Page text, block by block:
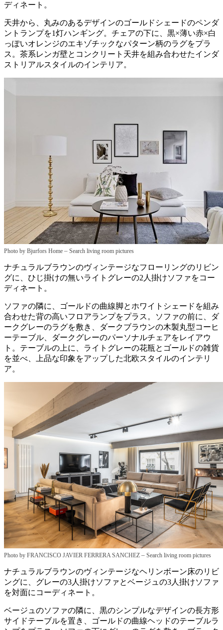
ディネート。
天井から、丸みのあるデザインのゴールドシェードのペンダ
ントランプを1灯ハンギング。チェアの下に、黒×薄い赤×白
っぽいオレンジのエキゾチックなパターン柄のラグをプラ
ス。茶系レンガ壁とコンクリート天井を組み合わせたインダ
ストリアルスタイルのインテリア。
Photo by Bjurfors Home – Search living room pictures
ナチュラルブラウンのヴィンテージなフローリングのリビン
グに、ひじ掛けの無いライトグレーの2人掛けソファをコー
ディネート。
ソファの隣に、ゴールドの曲線脚とホワイトシェードを組み
合わせた背の高いフロアランプをプラス。ソファの前に、ダ
ークグレーのラグを敷き、ダークブラウンの木製丸型コーヒ
ーテーブル、ダークグレーのパーソナルチェアをレイアウ
ト。テーブルの上に、ライトグレーの花瓶とゴールドの雑貨
を並べ、上品な印象をアップした北欧スタイルのインテリ
ア。
Photo by FRANCISCO JAVIER FERRERA SANCHEZ – Search living room pictures
ナチュラルブラウンのヴィンテージなヘリンボーン床のリビ
ングに、グレーの3人掛けソファとベージュの3人掛けソファ
を対面にコーディネート。
ベージュのソファの隣に、黒のシンプルなデザインの長方形
サイドテーブルを置き、ゴールドの曲線ヘッドのテーブルラ